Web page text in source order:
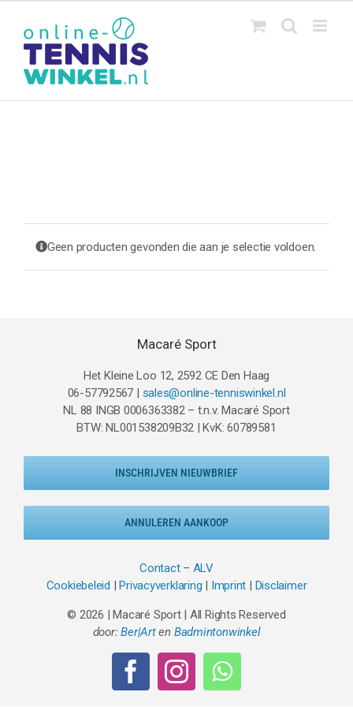
inhoud
Geen producten gevonden die aan je selectie voldoen.
Macaré Sport
Het Kleine Loo 12, 2592 CE Den Haag
06-57792567 | sales@online-tenniswinkel.nl
NL 88 INGB 0006363382 – t.n.v. Macaré Sport
BTW: NL001538209B32 | KvK: 60789581
INSCHRIJVEN NIEUWBRIEF
ANNULEREN AANKOOP
Contact– ALV
Cookiebeleid |Privacyverklaring | Imprint | Disclaimer
© 2026 | Macaré Sport | All Rights Reserved
door:Ber|Arten Badmintonwinkel